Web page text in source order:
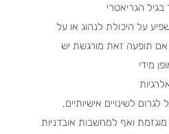
בגיל הגריאטרי
על היכולת לנהוג או על
אם תופעה זאת מורגשת יש
מידי
לגרום לשינויים אישיותיים,
מוגזמת ואף למחשבות אובדניות